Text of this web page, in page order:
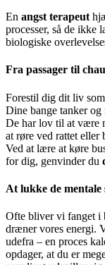
En angst terapeut
processer, så de ikke
biologiske
Fra passager til
Forestil dig dit liv
Dine bange tanker og
De har lov til at være
at røre ved rattet eller
Ved at lære at køre
for dig, genvinder du
At lukke de mentale
Ofte bliver vi fanget i
dræner vores energi.
udefra – en proces
opdager, at du er